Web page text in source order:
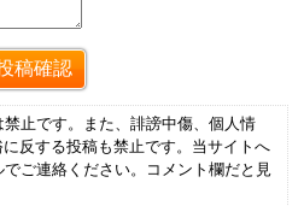
止です。また、誹謗中傷、個人情
反する投稿も禁止です。当サイトへ
ご連絡ください。コメント欄だと見